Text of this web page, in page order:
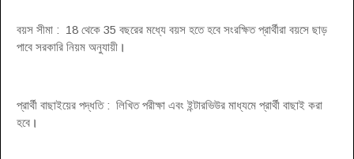
বয়স সীমা : 18 থেকে 35 বছরের মধ্যে বয়স হতে হবে সংরক্ষিত প্রার্থীরা বয়সে ছাড়
পাবে সরকারি নিয়ম অনুযায়ী ।
প্রার্থী বাছাইয়ের পদ্ধতি : লিখিত পরীক্ষা এবং ইন্টারভিউর মাধ্যমে প্রার্থী বাছাই করা
হবে ।